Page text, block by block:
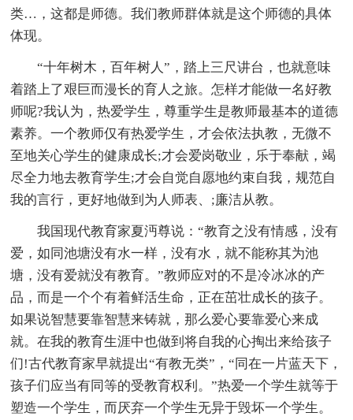
类…，这都是师德。我们教师群体就是这个师德的具体
体现。
“十年树木，百年树人”，踏上三尺讲台，也就意味
着踏上了艰巨而漫长的育人之旅。怎样才能做一名好教
师呢?我认为，热爱学生，尊重学生是教师最基本的道德
素养。一个教师仅有热爱学生，才会依法执教，无微不
至地关心学生的健康成长;才会爱岗敬业，乐于奉献，竭
尽全力地去教育学生;才会自觉自愿地约束自我，规范自
我的言行，更好地做到为人师表、;廉洁从教。
我国现代教育家夏沔尊说：“教育之没有情感，没有
爱，如同池塘没有水一样，没有水，就不能称其为池
塘，没有爱就没有教育。”教师应对的不是冷冰冰的产
品，而是一个个有着鲜活生命，正在茁壮成长的孩子。
如果说智慧要靠智慧来铸就，那么爱心要靠爱心来成
就。在我的教育生涯中也做到将自我的心掏出来给孩子
们!古代教育家早就提出“有教无类”，“同在一片蓝天下，
孩子们应当有同等的受教育权利。”热爱一个学生就等于
塑造一个学生，而厌弃一个学生无异于毁坏一个学生。